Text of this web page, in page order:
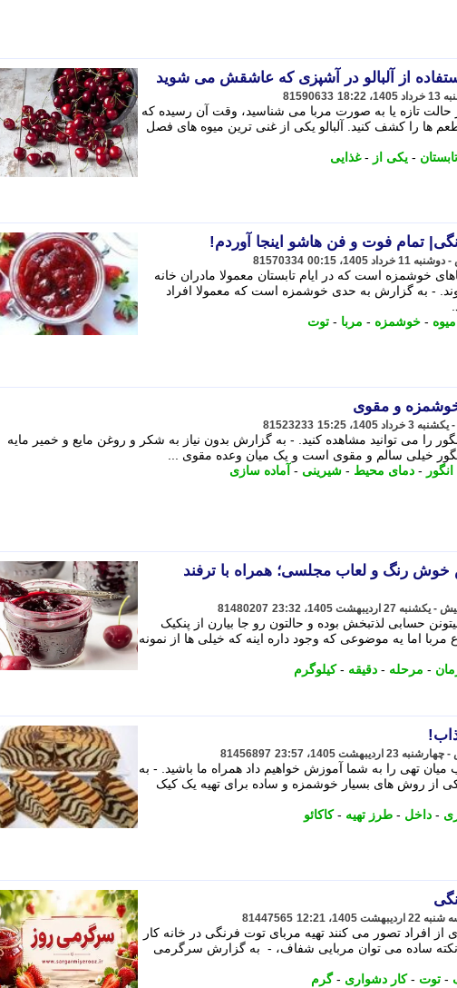
81590633
حالت تازه یا به صورت مربا می شناسید، وقت آن رسیده که
ها را کشف کنید. آلبالو یکی از غنی ترین میوه های فصل
تابستان - یکی از -غذایی
تمام فوت و فن هاشو اینجا آوردم!
81570334
خوشمزه است که در ایام تابستان معمولا مادران خانه
- به گزارش به حدی خوشمزه است که معمولا افراد
میوه - خوشمزه - مربا - توت
و مقوی
81523233
را می توانید مشاهده کنید. - به گزارش بدون نیاز به شکر و روغن مایع و خمیر مایه
خیلی سالم و مقوی است و یک میان وعده مقوی ...
انگور - دمای محیط - شیرینی - آماده سازی
خوش رنگ و لعاب مجلسی؛ همراه با ترفند
81480207
حسابی لذتبخش بوده و حالتون رو جا بیارن از پنکیک
مربا اما یه موضوعی که وجود داره اینه که خیلی ها از نمونه
- مرحله - دقیقه -کیلوگرم
81456897
میان تهی را به شما آموزش خواهیم داد همراه ما باشید. - به
از روش های بسیار خوشمزه و ساده برای تهیه یک کیک
- داخل - طرز تهیه -کاکائو
81447565
افراد تصور می کنند تهیه مربای توت فرنگی در خانه کار
نکته ساده می توان مربایی شفاف، - به گزارش سرگرمی
- توت -کار دشواری -گرم